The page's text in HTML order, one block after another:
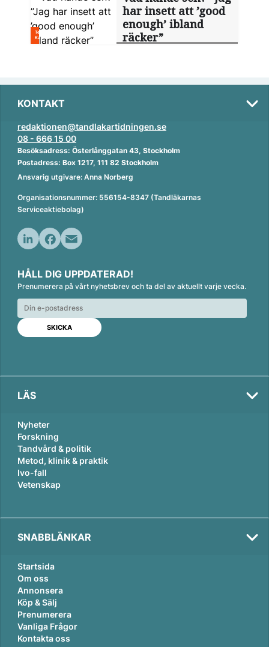
Tema:
Karriär
har insett att ’good
enough’ ibland
räcker”
KONTAKT
redaktionen@tandlakartidningen.se
08 - 666 15 00
Besöksadress: Österlånggatan 43, Stockholm
Postadress: Box 1217, 111 82 Stockholm
Ansvarig utgivare: Anna Norberg
Organisationsnummer: 556154-8347 (Tandläkarnas
Serviceaktiebolag)
n
k
e
d
n
c
e
b
o
o
k
a
i
l
HÅLL DIG UPPDATERAD!
Prenumerera på vårt nyhetsbrev och ta del av aktuellt varje vecka.
LÄS
Nyheter
Forskning
Tandvård & politik
Metod, klinik & praktik
Ivo-fall
Vetenskap
SNABBLÄNKAR
Startsida
Om oss
Annonsera
Köp & Sälj
Prenumerera
Vanliga Frågor
Kontakta oss